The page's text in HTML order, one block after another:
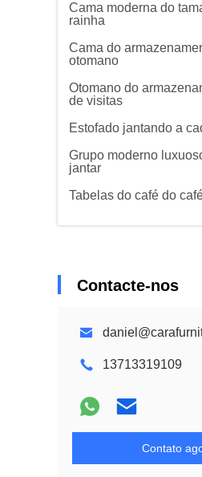
Cama moderna do
rainha
Cama do
otomano
Otomano do
de visitas
Estofado jantando a
Grupo moderno
jantar
Tabelas do café do
Contacte-nos
13713319109
Contato